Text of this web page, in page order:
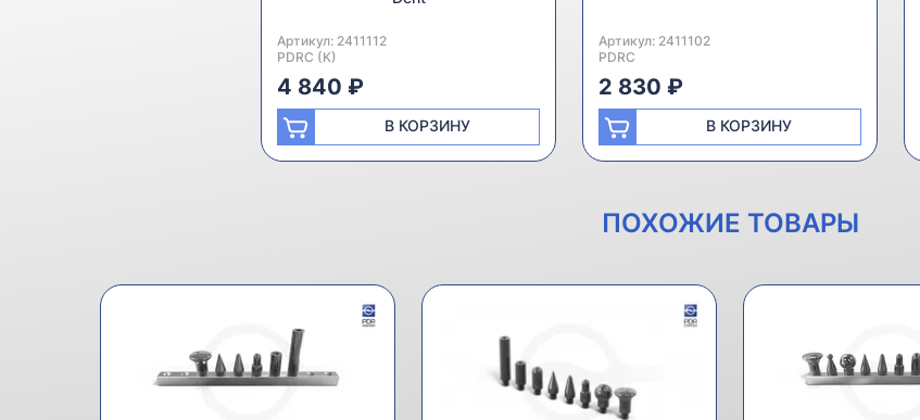
Артикул: 2411112
Производитель:
PDRC (K)
4 840 ₽
В КОРЗИНУ
Артикул: 2411102
Производитель:
PDRC
2 830 ₽
В КОРЗИНУ
ПОХОЖИЕ ТОВАРЫ